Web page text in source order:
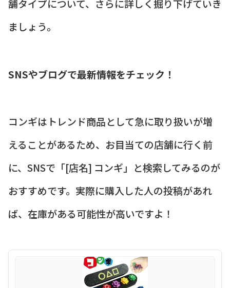
舗タイプについて、さらに詳しく掘り下げていき
ましょう。
SNSやブログで最新情報をチェック！
コンギはトレンド商品として急に取り扱いが増
えることがあるため、お目当ての店舗に行く前
に、SNSで「[店名] コンギ」と検索してみるのが
おすすめです。実際に購入した人の投稿があれ
ば、在庫がある可能性が高いですよ！